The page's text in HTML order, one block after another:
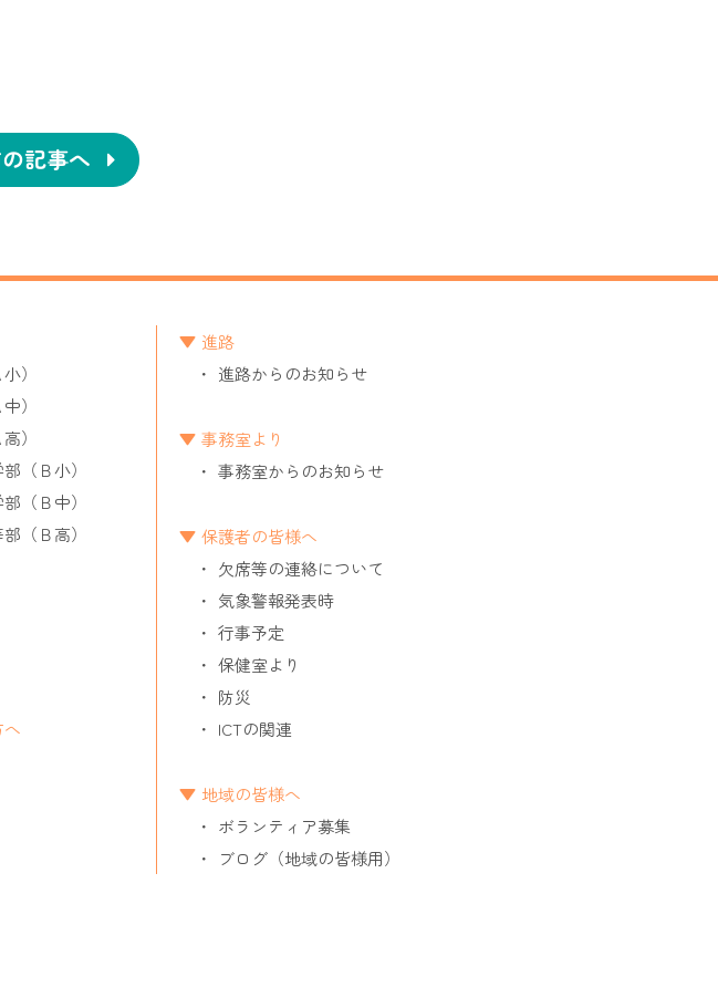
記事へ
）
）
）
（Ｂ小）
（Ｂ中）
（Ｂ高）
進路
進路からのお知らせ
事務室より
事務室からのお知らせ
保護者の皆様へ
欠席等の連絡について
気象警報発表時
行事予定
保健室より
防災
ICTの関連
地域の皆様へ
ボランティア募集
ブログ（地域の皆様用）